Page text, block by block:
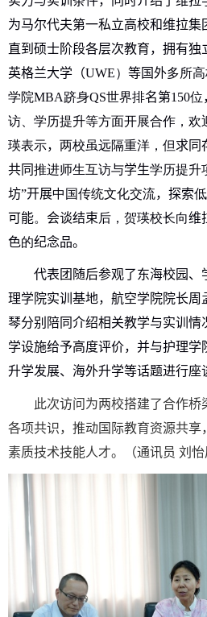
为马尔代夫第一私立高校和维拉集
直到硕士阶段各层次教育， 拥有独
英格兰大学（UWE） 等国外多所
学院MBA跻身QS世界排名第150位
访、学历提升等方面开展合作，欢
瑛表示， 两校虽远隔重洋，但求同
共同推进师生互访与学生学历提升
坊”开展中国传统文化交流， 探索
可能。 会谈结束后，贺瑛校长向维
色的纪念品。
代表团随后参观了东海校园、
理学院实训基地，航空学院院长周
琴分别陪同介绍相关教学与实训情
学设施给予高度评价， 并与护理学
升学发展、 海外升学等话题进行座
此次访问为两校搭建了合作
各项共识，推动国际教育资源共享
素质技术技能人才。
（通讯员 刘怡